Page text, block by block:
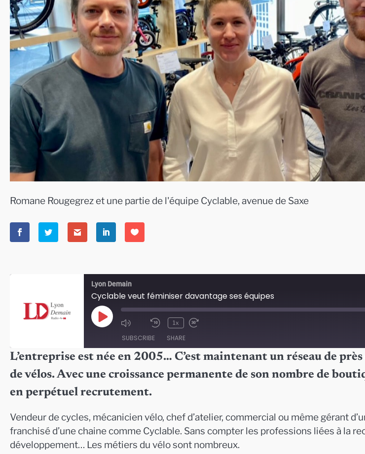
Romane Rougegrez et une partie de l'équipe Cyclable, avenue de Saxe
Lyon Demain
Cyclable veut féminiser davantage ses équipes
Play
Episode
1x
SUBSCRIBE SHARE
RSS FEED
SHARE
LINK
L’entreprise est née en 2005… C’est maintenant un réseau de
de vélos. Avec une croissance permanente de son nombre de
en perpétuel recrutement.
Vendeur de cycles, mécanicien vélo, chef d’atelier, commercial ou même gérant
franchisé d’une chaine comme Cyclable. Sans compter les professions liées à la
développement… Les métiers du vélo sont nombreux.